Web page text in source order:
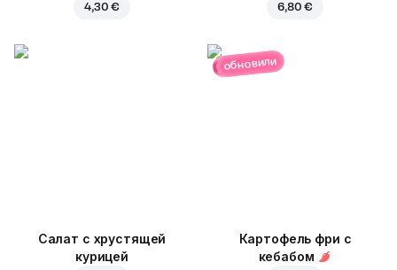
4,30 € 6,80 €
Салат с хрустящей
курицей
обновили
Картофель фри с
кебабом